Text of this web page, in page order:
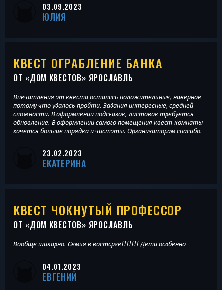
03.09.2023
ЮЛИЯ
КВЕСТ ОГРАБЛЕНИЕ БАНКА
ОТ «ДОМ КВЕСТОВ» ЯРОСЛАВЛЬ
Впечатления от квеста остались положительные, наверное
потому что удалось пройти. Задания интересные, средней
сложности. В оформлении подсказок, листовок требуется
обновление. В оформлении самого помещения квест-комнаты
хочется больше порядка и чистоты. Организаторам спасибо.
23.02.2023
ЕКАТЕРИНА
КВЕСТ ЧОКНУТЫЙ ПРОФЕССОР
ОТ «ДОМ КВЕСТОВ» ЯРОСЛАВЛЬ
Вообще шикарно. Семья в восторге!!!!!!! Дети особенно
04.01.2023
ЕВГЕНИЙ